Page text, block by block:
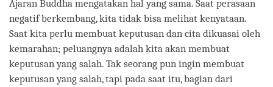
Ajaran Buddha mengatakan hal yang sama. Saat perasaan
negatif berkembang, kita tidak bisa melihat kenyataan.
Saat kita perlu membuat keputusan dan cita dikuasai oleh
kemarahan; peluangnya adalah kita akan membuat
keputusan yang salah. Tak seorang pun ingin membuat
keputusan yang salah, tapi pada saat itu, bagian dari